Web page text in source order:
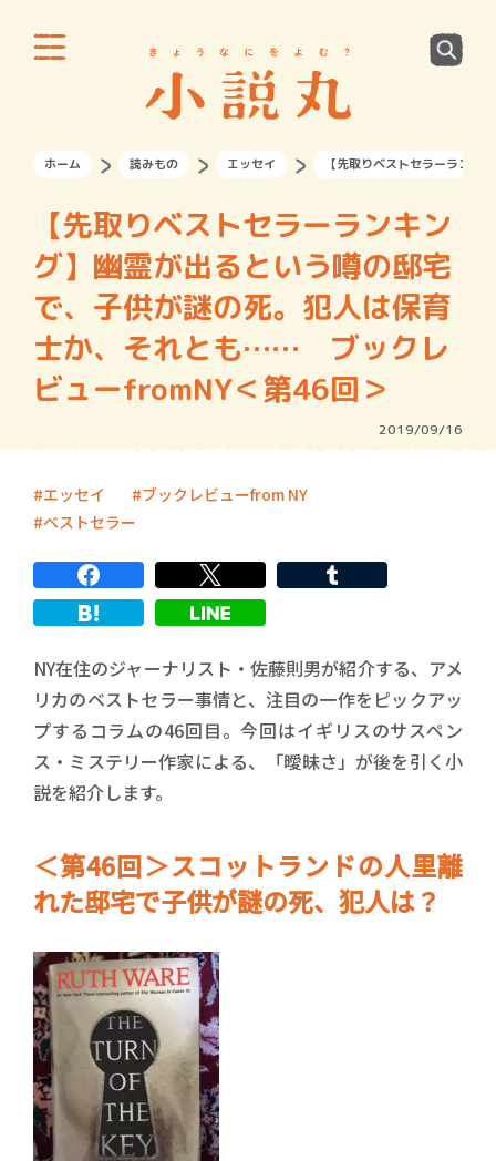
ホーム 読みもの エッセイ 【先取りベストセラーラン
【先取りベストセラーランキン
グ】幽霊が出るという噂の邸宅
で、子供が謎の死。犯人は保育
士か、それとも…… ブックレ
ビューfromNY＜第46回＞
2019/09/16
エッセイ
ブックレビューfrom NY
ベストセラー
NY在住のジャーナリスト・佐藤則男が紹介する、アメ
リカのベストセラー事情と、注目の一作をピックアッ
プするコラムの46回目。今回はイギリスのサスペン
ス・ミステリー作家による、「曖昧さ」が後を引く小
説を紹介します。
＜第46回＞スコットランドの人里離
れた邸宅で子供が謎の死、犯人は？